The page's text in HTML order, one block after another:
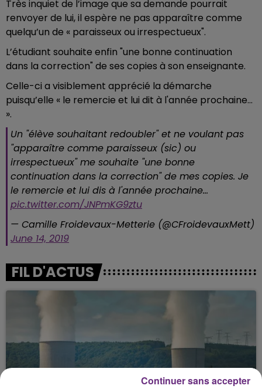
Très inquiet de l’image que sa demande pourrait
renvoyer de lui, il espère ne pas apparaître comme
quelqu’un de « paraisseux ou irrespectueux".
L’étudiant souhaite enfin "une bonne continuation
dans la correction" de ses copies à son enseignante.
Celle-ci a visiblement apprécié la démarche
puisqu’elle « le remercie et lui dit à l'année prochaine...
».
Un "élève souhaitant redoubler" et ne voulant pas
"apparaître comme paraisseux (sic) ou
irrespectueux" me souhaite "une bonne
continuation dans la correction" de mes copies. Je
le remercie et lui dis à l'année prochaine...
pic.twitter.com/JNPmKG9ztu
— Camille Froidevaux-Metterie (@CFroidevauxMett)
June 14, 2019
FIL D'ACTUS
Continuer sans accepter